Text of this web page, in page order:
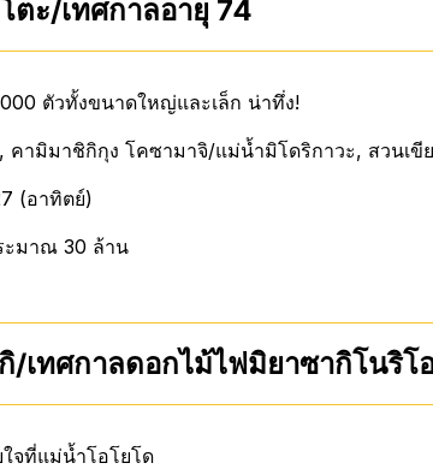
ตะ/เทศกาลอายุ 74
ตัวทั้งขนาดใหญ่และเล็ก น่าทึ่ง!
คามิมาชิกิกุง โคซามาจิ/แม่น้ำมิโดริกาวะ, สวนเขี
(อาทิตย์)
ะมาณ 30 ล้าน
/เทศกาลดอกไม้ไฟมิยาซากิโนริโ
จที่แม่น้ำโอโยโด